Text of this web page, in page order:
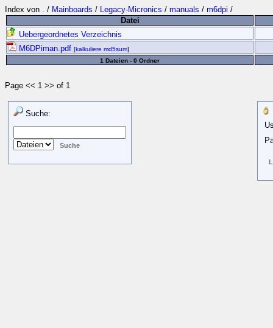
Index von . / Mainboards / Legacy-Micronics / manuals / m6dpi /
Datei
Uebergeordnetes Verzeichnis
M6DPiman.pdf [kalkuliere md5sum]
1 Dateien - 0 Ordner
Page << 1 >> of 1
Suche: